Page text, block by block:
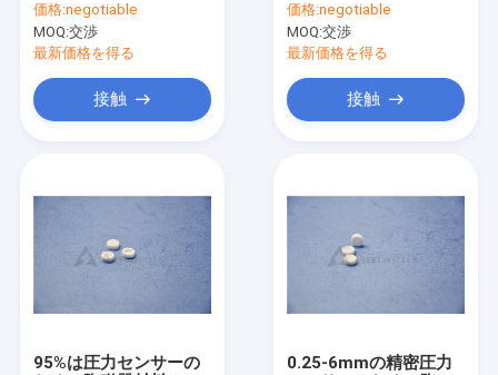
製品
ビデオ
アルミナ
価格:negotiable
MOQ:交渉
最新価格を得る
接触
価格:negotiable
MOQ:交渉
最新価格を得る
接触
95%は圧力センサーの
0.25-6mmの精密圧力